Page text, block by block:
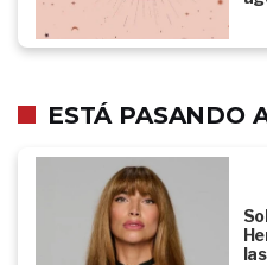
ESTÁ PASANDO